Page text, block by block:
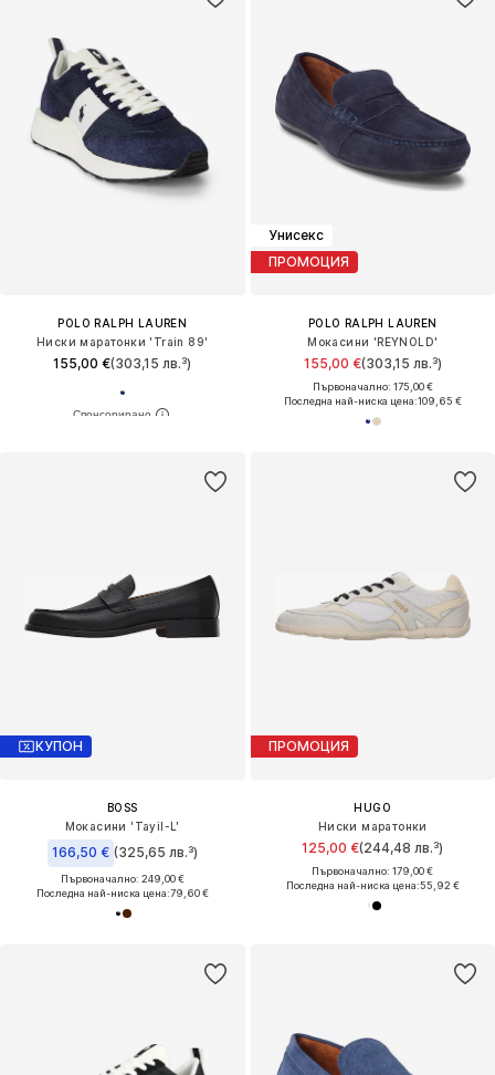
POLO RALPH LAUREN
Ниски маратонки 'Train 89'
155,00 €(303,15 лв.³)
Унисекс
ПРОМОЦИЯ
POLO RALPH LAUREN
Мокасини 'REYNOLD'
155,00 €(303,15 лв.³)
Първоначално: 175,00 €
Последна най-ниска цена:109,65 €
КУПОН
BOSS
Мокасини 'Tayil-L'
166,50 € (325,65 лв.³)
Първоначално: 249,00 €
Последна най-ниска цена:79,60 €
ПРОМОЦИЯ
HUGO
Ниски маратонки
125,00 €(244,48 лв.³)
Първоначално: 179,00 €
Последна най-ниска цена:55,92 €